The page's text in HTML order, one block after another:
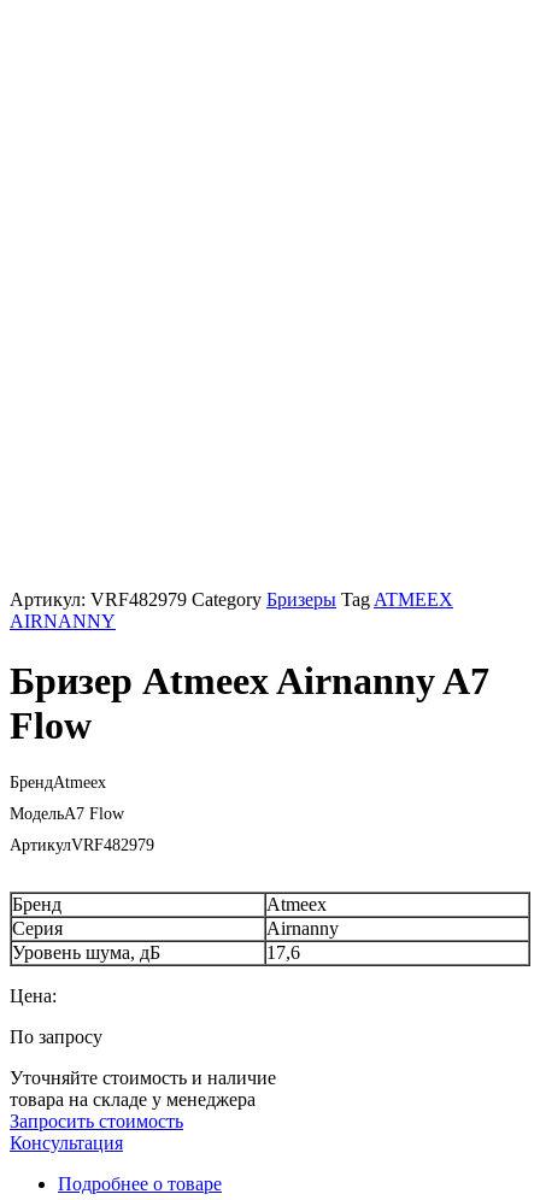
Артикул: VRF482979 Category Бризеры Tag ATMEEX
AIRNANNY
Бризер Atmeex Airnanny A7
Flow
БрендAtmeex
МодельA7 Flow
АртикулVRF482979
Бренд
Atmeex
Серия
Airnanny
Уровень шума, дБ
17,6
Цена:
По запросу
Уточняйте стоимость и наличие
товара на складе у менеджера
Запросить стоимость
Консультация
Подробнее о товаре